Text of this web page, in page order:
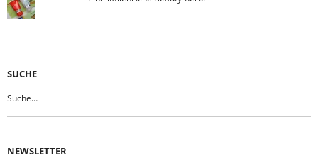
SUCHE
NEWSLETTER